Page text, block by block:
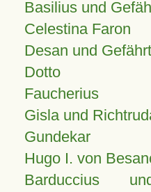
Basilius und
Celestina Faron
Desan und
Dotto
Faucherius
Gisla und
Gundekar
Hugo I. von
Barduccius